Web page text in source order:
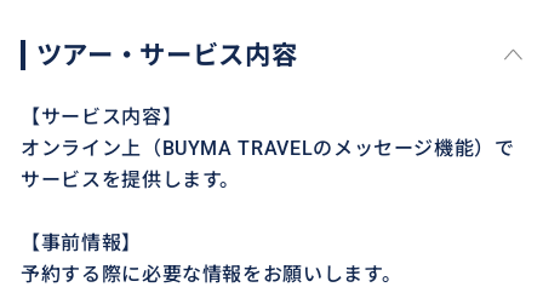
ツアー・サービス内容
【サービス内容】
オンライン上（BUYMA TRAVELのメッセージ機能）で
サービスを提供します。
【事前情報】
予約する際に必要な情報をお願いします。